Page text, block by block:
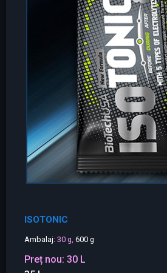
ISOTONIC
Ambalaj: 30 g, 600 g
Preț nou: 30 L